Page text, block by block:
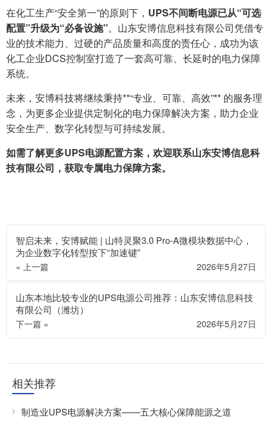
在化工生产“安全第一”的原则下， UPS不间断电源已从“可选
配置”升级为“必备设施”。山东安博信息科技有限公司凭借专
业的技术能力、过硬的产品质量和高度的责任心，成功为该
化工企业DCS控制室打造了一套高可靠、长延时的电力保障
系统。
未来，安博科技将继续秉持**“专业、可靠、高效”** 的服务理
念，为更多企业提供定制化的电力保障解决方案，助力企业
安全生产、数字化转型与可持续发展。
如需了解更多UPS电源配置方案，欢迎联系山东安博信息科
技有限公司，获取专属电力保障方案。
智启未来，安博赋能 | 山特灵聚3.0 Pro-A微模块数据中心，
为企业数字化转型按下“加速键”
« 上一篇 2026年5月27日
山东本地比较专业的UPS电源公司推荐：山东安博信息科技
有限公司（潍坊）
下一篇 » 2026年5月27日
相关推荐
制造业UPS电源解决方案——五大核心保障能源之道